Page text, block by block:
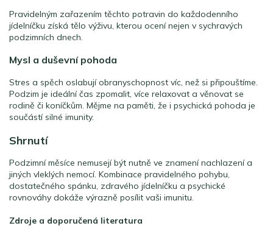
Pravidelným zařazením těchto potravin do každodenního
jídelníčku získá tělo výživu, kterou ocení nejen v sychravých
podzimních dnech.
Mysl a duševní pohoda
Stres a spěch oslabují obranyschopnost víc, než si připouštíme.
Podzim je ideální čas zpomalit, více relaxovat a věnovat se
rodině či koníčkům. Mějme na paměti, že i psychická pohoda je
součástí silné imunity.
Shrnutí
Podzimní měsíce nemusejí být nutně ve znamení nachlazení a
jiných vleklých nemocí. Kombinace pravidelného pohybu,
dostatečného spánku, zdravého jídelníčku a psychické
rovnováhy dokáže výrazně posílit vaši imunitu.
Zdroje a doporučená literatura